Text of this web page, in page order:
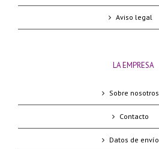
Aviso legal
LA EMPRESA
Sobre nosotros
Contacto
Datos de envío